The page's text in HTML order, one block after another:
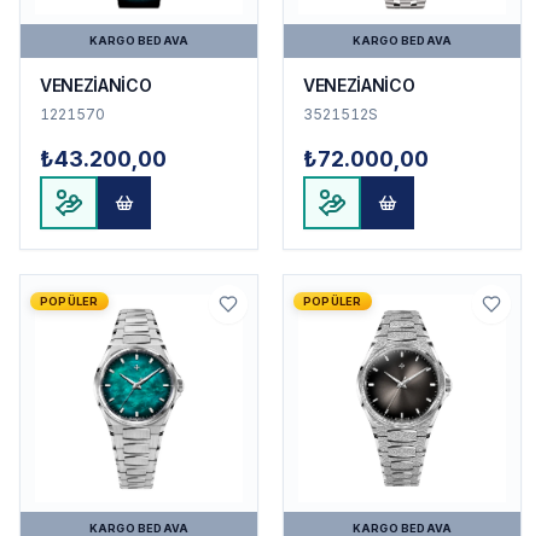
KARGO BEDAVA
VENEZİANİCO
1221570
₺43.200,00
KARGO BEDAVA
VENEZİANİCO
3521512S
₺72.000,00
POPÜLER
KARGO BEDAVA
POPÜLER
KARGO BEDAVA